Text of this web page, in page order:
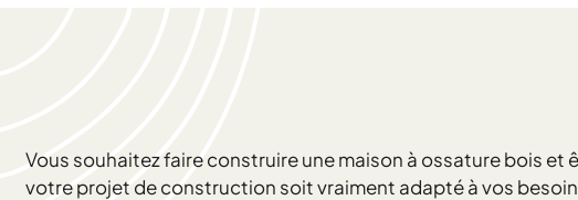
Vous souhaitez faire construire une maison à ossature bois et
votre projet de construction soit vraiment adapté à vos